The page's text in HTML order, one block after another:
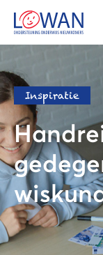
Inspiratie